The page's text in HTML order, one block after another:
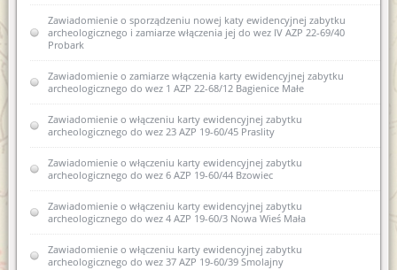
Decyzja w sprawie wpisu do rejestru zabytków województwa
warmińsko-mazurskiego elementów komponowanej zieleni
Śródmieścia Olsztyna
Zawiadomienie o wszczęciu postępowania administracyjnego
dotyczącego badań AZP w obr. Pomnik gm Korsze oraz w obr.
Równina Dolna gm. Korsze
Zawiadomienie o włączeniu karty ewidencyjnej zabytku do
wojewódzkiej ewidencji zabytków - XLIII AZP16-51/38
Zawiadomienie o zamiarze włączenia karty ewidencyjnej
zabytku archeologicznego do wojewódzkiej ewidencji
zabytków 9 AZP 23-62/25
Zawiadomienie o zamiarze włączenia karty ewidencyjnej
zabytku archeologicznego do wojewódzkiej ewidencji
zabytków 7 AZP 19-68/54 Swięta Lipka
Zawiadomienie o sporządzeniu nowej katy ewidencyjnej zabytku
archeologicznego i zamiarze włączenia jej do wez IV AZP 22-69/40
Probark
Zawiadomienie o zamiarze włączenia karty ewidencyjnej zabytku
archeologicznego do wez 1 AZP 22-68/12 Bagienice Małe
Zawiadomienie o włączeniu karty ewidencyjnej zabytku
archeologicznego do wez 23 AZP 19-60/45 Praslity
Zawiadomienie o włączeniu karty ewidencyjnej zabytku
archeologicznego do wez 6 AZP 19-60/44 Bzowiec
Zawiadomienie o włączeniu karty ewidencyjnej zabytku
archeologicznego do wez 4 AZP 19-60/3 Nowa Wieś Mała
Zawiadomienie o włączeniu karty ewidencyjnej zabytku
archeologicznego do wez 37 AZP 19-60/39 Smolajny